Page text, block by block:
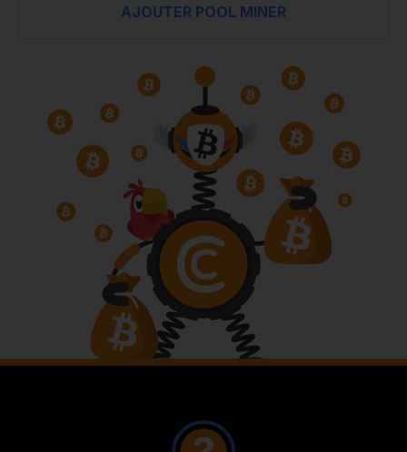
AJOUTER POOL MINER